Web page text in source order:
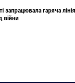
запрацювала гаряча
війни